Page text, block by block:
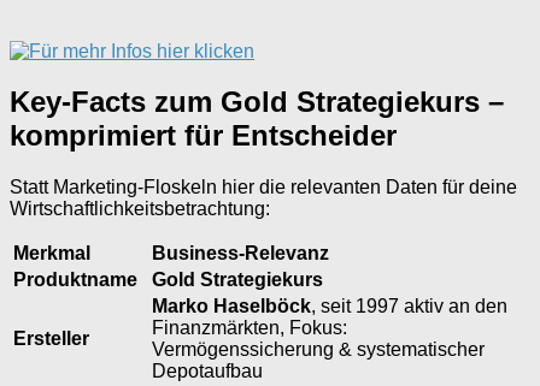
Key-Facts zum Gold Strategiekurs –
komprimiert für Entscheider
Statt Marketing-Floskeln hier die relevanten Daten für deine
Wirtschaftlichkeitsbetrachtung:
Merkmal
Business-Relevanz
Produktname
Gold Strategiekurs
Ersteller
Marko Haselböck, seit 1997 aktiv an den
Finanzmärkten, Fokus:
Vermögenssicherung & systematischer
Depotaufbau